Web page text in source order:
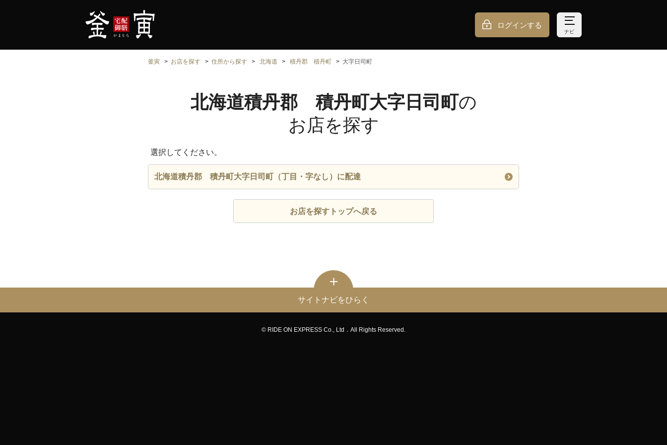
ログインする
ナビ
釜寅 お店を探す 住所から探す 北海道 積丹郡 積丹町 大字日司町
北海道積丹郡 積丹町大字日司町の
お店を探す
選択してください。
北海道積丹郡 積丹町大字日司町（丁目・字なし）に配達
お店を探すトップへ戻る
サイトナビをひらく
© RIDE ON EXPRESS Co., Ltd．All Rights Reserved.